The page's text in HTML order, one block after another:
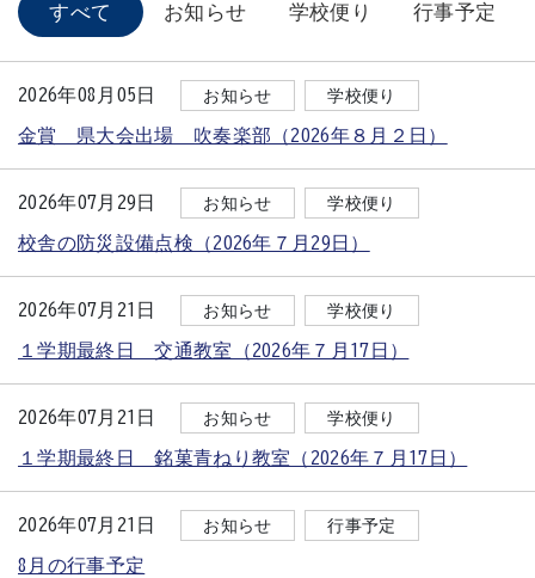
すべて お知らせ 学校便り 行事予定
2026年08月05日 お知らせ 学校便り
金賞 県大会出場 吹奏楽部（2026年８月２日）
2026年07月29日 お知らせ 学校便り
校舎の防災設備点検（2026年７月29日）
2026年07月21日 お知らせ 学校便り
１学期最終日 交通教室（2026年７月17日）
2026年07月21日 お知らせ 学校便り
１学期最終日 銘菓青ねり教室（2026年７月17日）
2026年07月21日 お知らせ 行事予定
8月の行事予定